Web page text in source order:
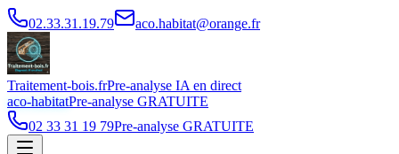
02.33.31.19.79 aco.habitat@orange.fr
Traitement-bois.frPre-analyse IA en direct
aco-habitatPre-analyse GRATUITE
02 33 31 19 79Pre-analyse GRATUITE